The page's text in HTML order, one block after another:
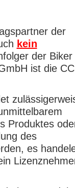
der
kein
der Biker
ist die
Produktes
des
es